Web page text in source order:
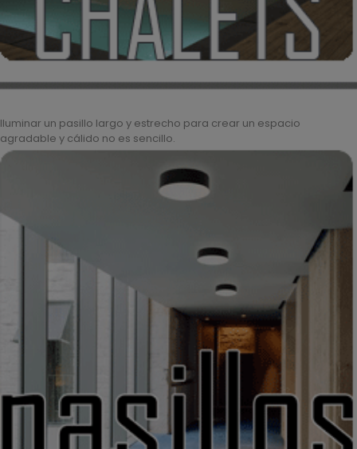
Iluminar un pasillo largo y estrecho para crear un espacio
agradable y cálido no es sencillo.